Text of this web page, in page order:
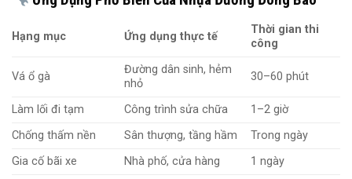
Hạng mục Ứng dụng thực tế
Thời gian thi
công
Vá ổ gà
Đường dân sinh, hẻm
nhỏ
30–60 phút
Làm lối đi tạm Công trình sửa chữa
1–2 giờ
Chống thấm nền
Sân thượng, tầng hầm
Trong ngày
Gia cố bãi xe
Nhà phố, cửa hàng
1 ngày